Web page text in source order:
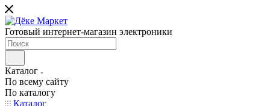
Готовый интернет-магазин электроники
Каталог
По всему сайту
По каталогу
Каталог